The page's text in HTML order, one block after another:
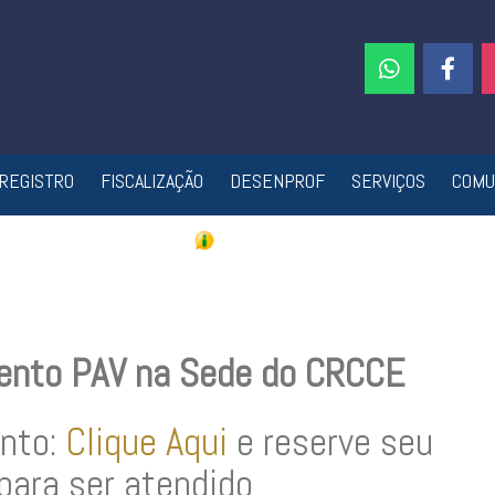
FISCALIZAÇÃO DESENPROF SERVIÇOS
PAV na Sede do CRCCE
Clique Aqui e reserve seu
ser atendido